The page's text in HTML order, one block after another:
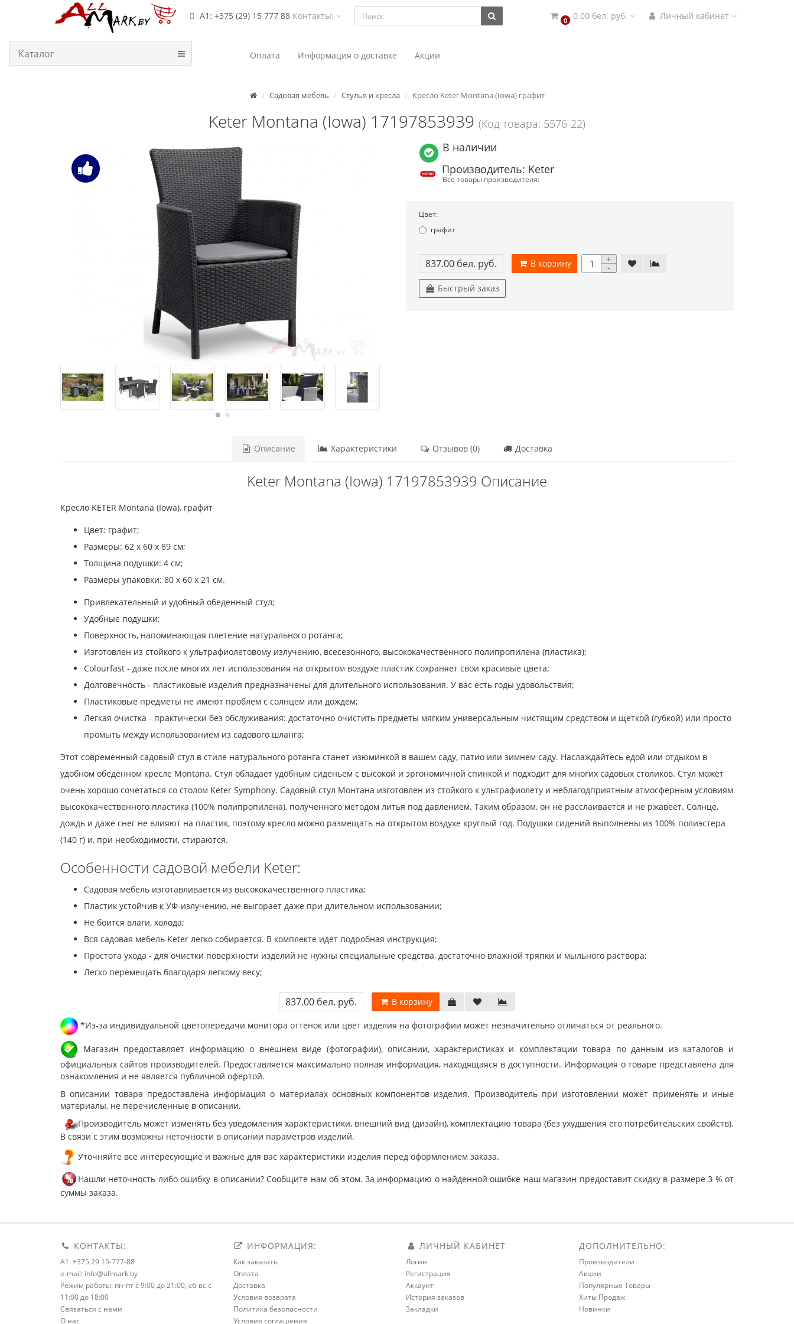
А1: +375 (29) 15 777 88 Контакты: 0 0.00 бел. руб. Личный кабинет
Каталог Оплата Информация о доставке Акции
Садовая мебель Стулья и кресла Кресло Keter Montana (Iowa) графит
Keter Montana (Iowa) 17197853939 (Код товара: 5576-22)
В наличии
Производитель: Keter
Все товары производителя:
Цвет:
графит
837.00 бел. руб. В корзину +
-
Быстрый заказ
Описание Характеристики Отзывов (0) Доставка
Keter Montana (Iowa) 17197853939 Описание
Кресло KETER Montana (Iowa), графит
Цвет: графит;
Размеры: 62 х 60 х 89 см;
Толщина подушки: 4 см;
Размеры упаковки: 80 x 60 x 21 см.
Привлекательный и удобный обеденный стул;
Удобные подушки;
Поверхность, напоминающая плетение натурального ротанга;
Изготовлен из стойкого к ультрафиолетовому излучению, всесезонного, высококачественного полипропилена (пластика);
Colourfast - даже после многих лет использования на открытом воздухе пластик сохраняет свои красивые цвета;
Долговечность - пластиковые изделия предназначены для длительного использования. У вас есть годы удовольствия;
Пластиковые предметы не имеют проблем с солнцем или дождем;
Легкая очистка - практически без обслуживания: достаточно очистить предметы мягким универсальным чистящим средством и щеткой (губкой) или просто
промыть между использованием из садового шланга;
Этот современный садовый стул в стиле натурального ротанга станет изюминкой в ​​вашем саду, патио или зимнем саду. Наслаждайтесь едой или отдыхом в
удобном обеденном кресле Montana. Стул обладает удобным сиденьем с высокой и эргономичной спинкой и подходит для многих садовых столиков. Стул может
очень хорошо сочетаться со столом Keter Symphony. Садовый стул Монтана изготовлен из стойкого к ультрафиолету и неблагодприятным атмосферным условиям
высококачественного пластика (100% полипропилена), полученного методом литья под давлением. Таким образом, он не расслаивается и не ржавеет. Солнце,
дождь и даже снег не влияют на пластик, поэтому кресло можно размещать на открытом воздухе круглый год. Подушки сидений выполнены из 100% полиэстера
(140 г) и, при необходимости, стираются.
Особенности садовой мебели Keter:
Садовая мебель изготавливается из высококачественного пластика;
Пластик устойчив к УФ-излучению, не выгорает даже при длительном использовании;
Не боится влаги, холода;
Вся садовая мебель Keter легко собирается. В комплекте идет подробная инструкция;
Простота ухода - для очистки поверхности изделий не нужны специальные средства, достаточно влажной тряпки и мыльного раствора;
Легко перемещать благодаря легкому весу;
837.00 бел. руб. В корзину
*Из-за индивидуальной цветопередачи монитора оттенок или цвет изделия на фотографии может незначительно отличаться от реального.
Магазин предоставляет информацию о внешнем виде (фотографии), описании, характеристиках и комплектации товара по данным из каталогов и
официальных сайтов производителей. Предоставляется максимально полная информация, находящаяся в доступности. Информация о товаре представлена для
ознакомления и не является публичной офертой.
В описании товара предоставлена информация о материалах основных компонентов изделия. Производитель при изготовлении может применять и иные
материалы, не перечисленные в описании.
Производитель может изменять без уведомления характеристики, внешний вид (дизайн), комплектацию товара (без ухудшения его потребительских свойств).
В связи с этим возможны неточности в описании параметров изделий.
Уточняйте все интересующие и важные для вас характеристики изделия перед оформлением заказа.
Нашли неточность либо ошибку в описании? Сообщите нам об этом. За информацию о найденной ошибке наш магазин предоставит скидку в размере 3 % от
суммы заказа.
КОНТАКТЫ:
A1: +375 29 15-777-88
e-mail: info@allmark.by
Режим работы: пн-пт с 9:00 до 21:00, сб-вс с
11:00 до 18:00
Связаться с нами
О нас
ИНФОРМАЦИЯ:
Как заказать
Оплата
Доставка
Условия возврата
Политика безопасности
Условия соглашения
ЛИЧНЫЙ КАБИНЕТ
Логин
Регистрация
Аккаунт
История заказов
Закладки
ДОПОЛНИТЕЛЬНО:
Производители
Акции
Популярные Товары
Хиты Продаж
Новинки